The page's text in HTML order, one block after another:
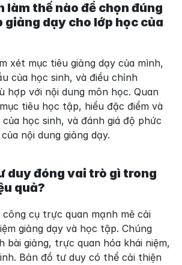
làm thế nào để chọn đúng
giảng dạy cho lớp học của
xét mục tiêu giảng dạy của mình,
của học sinh, và điều chỉnh
hợp với nội dung môn học. Quan
tiêu học tập, hiểu đặc điểm và
học sinh, và đánh giá độ phức
nội dung giảng dạy.
duy đóng vai trò gì trong
quả?
cụ trực quan mạnh mẽ cải
giảng dạy và học tập. Chúng
bài giảng, trực quan hóa khái niệm,
Bản đồ tư duy có thể cải thiện